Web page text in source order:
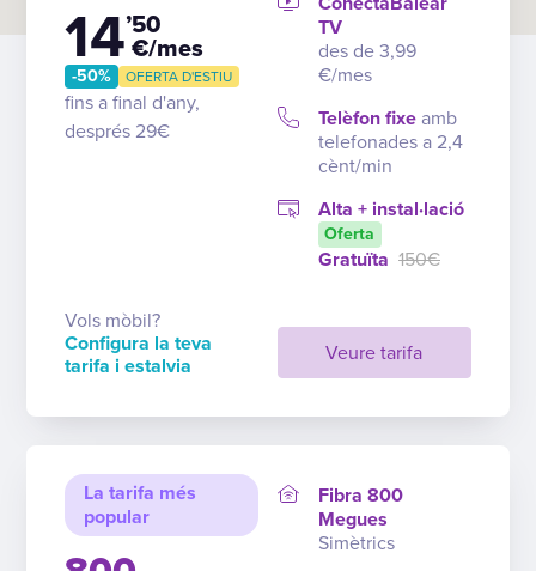
14’50
€/mes
-50% OFERTA D'ESTIU
fins a final d'any,
després 29€
Veure tarifa
TV
des de 3,99
€/mes
Telèfon fixe amb
telefonades a 2,4
cènt/min
Alta + instal·lació
Oferta
Gratuïta 150€
Vols mòbil?
Configura la teva
tarifa i estalvia
La tarifa més
popular
Fibra 800
Megues
Simètrics